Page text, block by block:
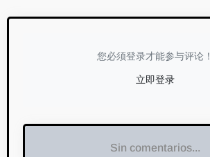
您必须登录才能参与评论！
立即登录
Sin comentarios...